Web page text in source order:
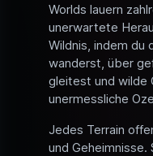
Worlds lauern
unerwartete
Wildnis, indem du
wanderst, über
gleitest und wilde
unermessliche
Jedes Terrain
und Geheimnisse.